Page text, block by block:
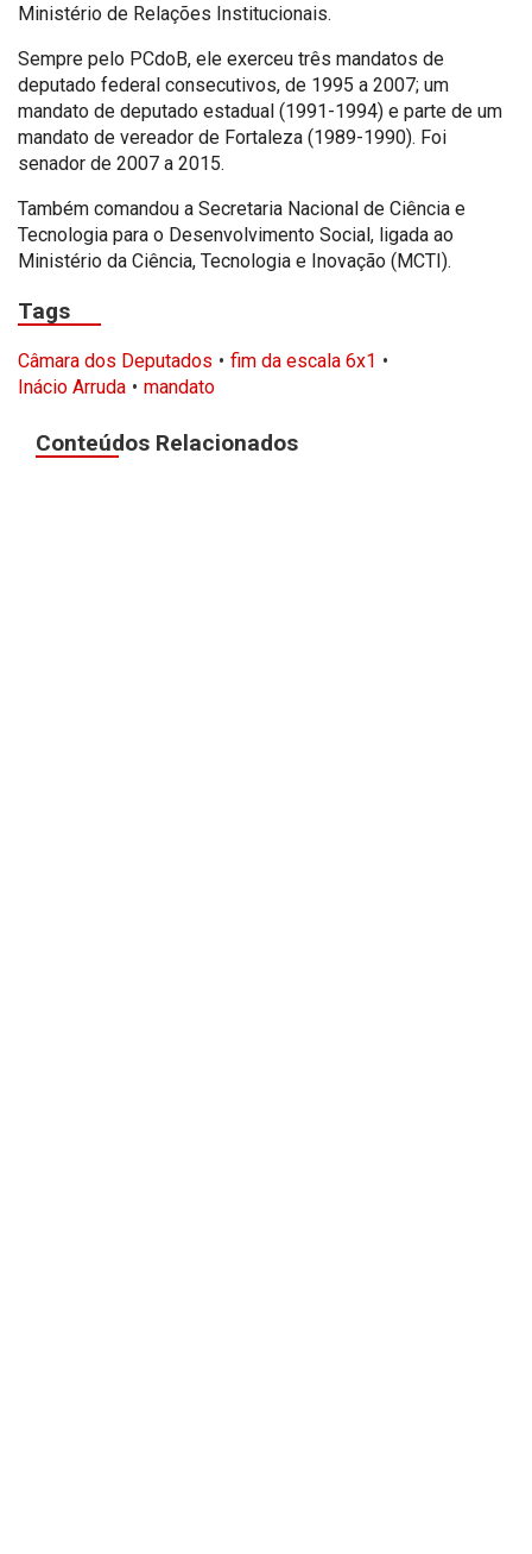
Ministério de Relações Institucionais.
Sempre pelo PCdoB, ele exerceu três mandatos de
deputado federal consecutivos, de 1995 a 2007; um
mandato de deputado estadual (1991-1994) e parte de um
mandato de vereador de Fortaleza (1989-1990). Foi
senador de 2007 a 2015.
Também comandou a Secretaria Nacional de Ciência e
Tecnologia para o Desenvolvimento Social, ligada ao
Ministério da Ciência, Tecnologia e Inovação (MCTI).
Tags
Câmara dos Deputados
fim da escala 6x1
Inácio Arruda
mandato
Conteúdos Relacionados